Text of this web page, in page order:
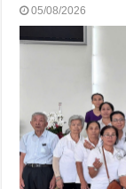
05/08/2026